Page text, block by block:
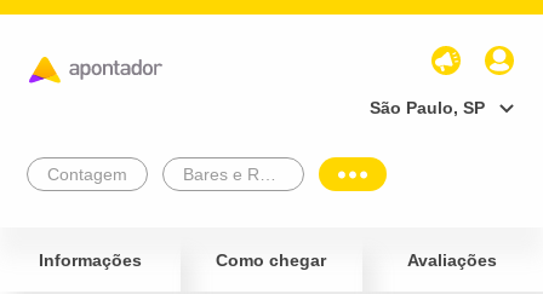
São Paulo, SP
Contagem
Informações Como chegar Avaliações